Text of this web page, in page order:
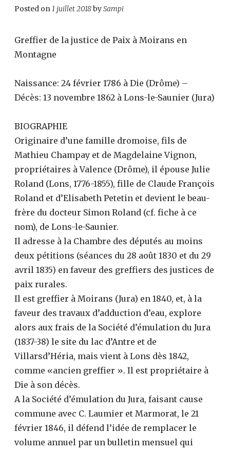
Posted on1 juillet 2018bySampi
Greffier de la justice de Paix à Moirans en
Montagne
Naissance: 24 février 1786 à Die (Drôme) –
Décès: 13 novembre 1862 à Lons-le-Saunier (Jura)
BIOGRAPHIE
Originaire d’une famille dromoise, fils de
Mathieu Champay et de Magdelaine Vignon,
propriétaires à Valence (Drôme), il épouse Julie
Roland (Lons, 1776-1855), fille de Claude François
Roland et d’Elisabeth Petetin et devient le beau-
frère du docteur Simon Roland (cf. fiche à ce
nom), de Lons-le-Saunier.
Il adresse à la Chambre des députés au moins
deux pétitions (séances du 28 août 1830 et du 29
avril 1835) en faveur des greffiers des justices de
paix rurales.
Il est greffier à Moirans (Jura) en 1840, et, à la
faveur des travaux d’adduction d’eau, explore
alors aux frais de la Société d’émulation du Jura
(1837-38) le site du lac d’Antre et de
Villarsd’Héria, mais vient à Lons dès 1842,
comme «ancien greffier ». Il est propriétaire à
Die à son décès.
A la Société d’émulation du Jura, faisant cause
commune avec C. Laumier et Marmorat, le 21
février 1846, il défend l’idée de remplacer le
volume annuel par un bulletin mensuel qui